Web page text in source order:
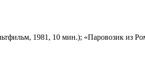
1981, 10 мин.); «Паровозик из